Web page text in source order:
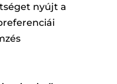
nyújt a